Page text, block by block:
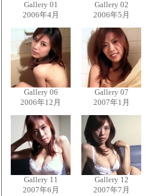
Gallery 01
2006年4月
Gallery 02
2006年5月
Gallery 06
2006年12月
Gallery 07
2007年1月
Gallery 11
2007年6月
Gallery 12
2007年7月